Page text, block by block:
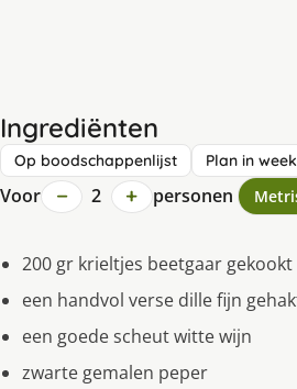
Ingrediënten
Op boodschappenlijst Plan in
Voor − 2 + personen
200 gr krieltjes beetgaar gekookt
een handvol verse dille fijn
een goede scheut witte wijn
zwarte gemalen peper